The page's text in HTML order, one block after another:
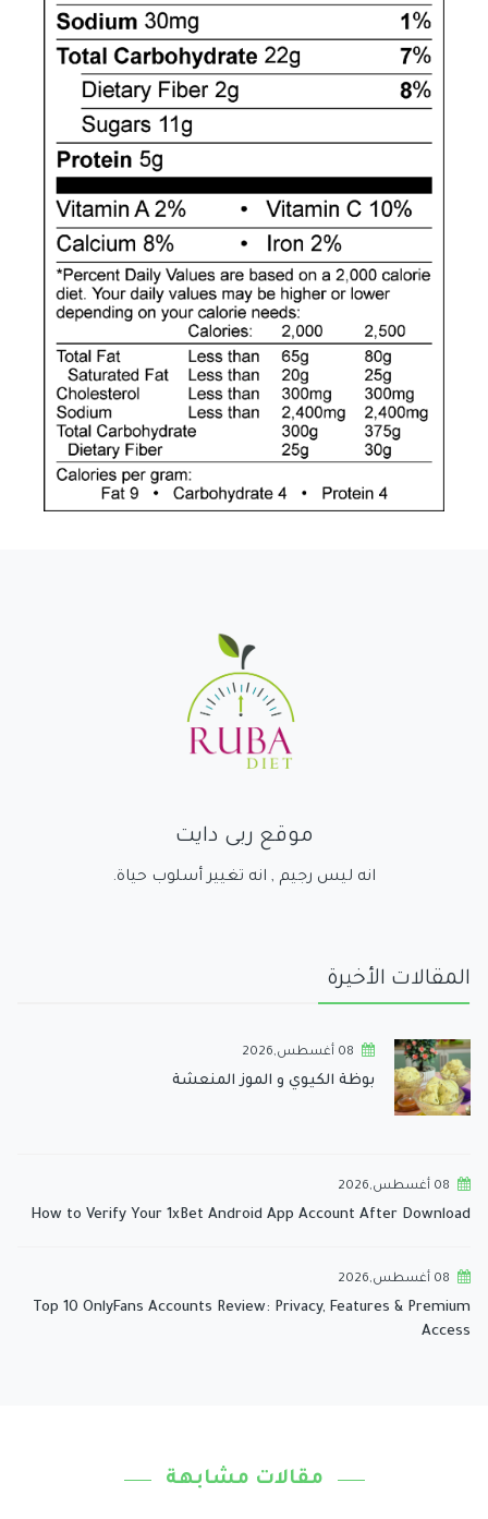
موقع ربى دايت
انه ليس رجيم , انه تغيير أسلوب حياة.
المقالات الأخيرة
08 أغسطس,2026
بوظة الكيوي و الموز المنعشة
08 أغسطس,2026
How to Verify Your 1xBet Android App Account After Download
08 أغسطس,2026
Top 10 OnlyFans Accounts Review: Privacy, Features & Premium
Access
مقالات مشابهة